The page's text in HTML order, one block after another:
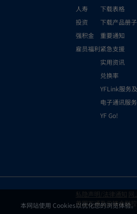
本网站使用 Cookies以优化您的浏览体验
人寿
投资
强积金
雇员福利
下载表格
下载产品册子
重要通知
紧急支援
实用资讯
兑换率
YFLink服务
电子通讯服务
YF Go!
私隐声明/法律通知 网
美国万通及云锋金融